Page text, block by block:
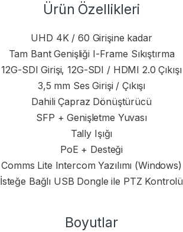
Ürün Özellikleri
UHD 4K / 60 Girişine kadar
Tam Bant Genişliği I-Frame Sıkıştırma
12G-SDI Girişi, 12G-SDI / HDMI 2.0 Çıkışı
3,5 mm Ses Girişi / Çıkışı
Dahili Çapraz Dönüştürücü
SFP + Genişletme Yuvası
Tally Işığı
PoE + Desteği
Comms Lite Intercom Yazılımı (Windows)
İsteğe Bağlı USB Dongle ile PTZ Kontrolü
Boyutlar